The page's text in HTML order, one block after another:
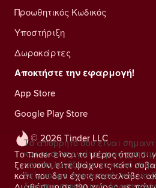
© 2026 Tinder LLC
Το Tinder είναι το μέρος όπου οι
ξεκινούν, είτε ψάχνεις κάτι
κάτι που δεν έχεις καταλάβει
Προωθητικός Κωδικός
Υποστήριξη
Δωροκάρτες
Αποκτήστε την εφαρμογή!
App Store
Google Play Store
Το απόρρητό σου είναι
και οι συνεργάτες μας
να υπολογίζουμε το κοινό
δείχνουμε προσφορές και να